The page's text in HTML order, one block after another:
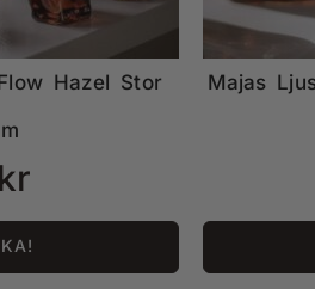
Hazel Stor
kr
Majas